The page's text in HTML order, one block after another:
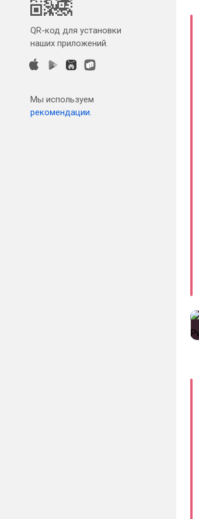
QR-код для установки
наших приложений.
Мы используем
рекомендации.